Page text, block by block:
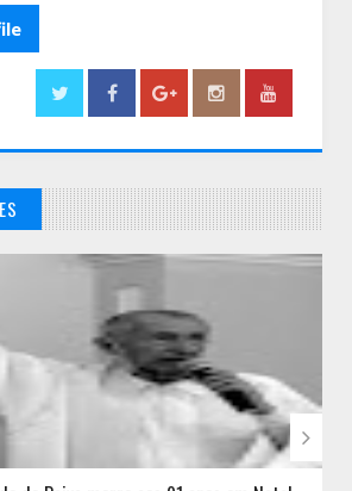
// THATS WHAT YOU MIGHT BE LOOKING FOR
